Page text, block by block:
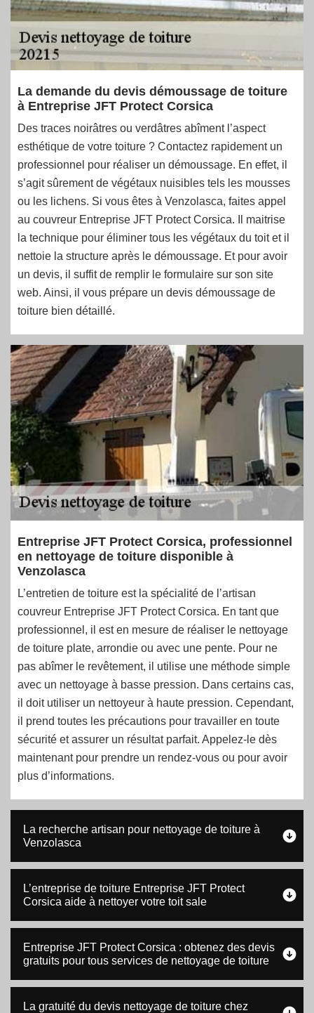
La demande du devis démoussage de toiture
à Entreprise JFT Protect Corsica
Des traces noirâtres ou verdâtres abîment l’aspect
esthétique de votre toiture ? Contactez rapidement un
professionnel pour réaliser un démoussage. En effet, il
s’agit sûrement de végétaux nuisibles tels les mousses
ou les lichens. Si vous êtes à Venzolasca, faites appel
au couvreur Entreprise JFT Protect Corsica. Il maitrise
la technique pour éliminer tous les végétaux du toit et il
nettoie la structure après le démoussage. Et pour avoir
un devis, il suffit de remplir le formulaire sur son site
web. Ainsi, il vous prépare un devis démoussage de
toiture bien détaillé.
Entreprise JFT Protect Corsica, professionnel
en nettoyage de toiture disponible à
Venzolasca
L’entretien de toiture est la spécialité de l’artisan
couvreur Entreprise JFT Protect Corsica. En tant que
professionnel, il est en mesure de réaliser le nettoyage
de toiture plate, arrondie ou avec une pente. Pour ne
pas abîmer le revêtement, il utilise une méthode simple
avec un nettoyage à basse pression. Dans certains cas,
il doit utiliser un nettoyeur à haute pression. Cependant,
il prend toutes les précautions pour travailler en toute
sécurité et assurer un résultat parfait. Appelez-le dès
maintenant pour prendre un rendez-vous ou pour avoir
plus d’informations.
La recherche artisan pour nettoyage de toiture à
Venzolasca
L’entreprise de toiture Entreprise JFT Protect
Corsica aide à nettoyer votre toit sale
Entreprise JFT Protect Corsica : obtenez des devis
gratuits pour tous services de nettoyage de toiture
La gratuité du devis nettoyage de toiture chez